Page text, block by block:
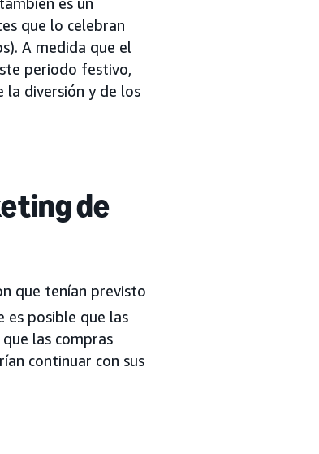
que lo celebran
A medida que el
periodo festivo,
la diversión y de los
de
que tenían previsto
es posible que las
las compras
continuar con sus